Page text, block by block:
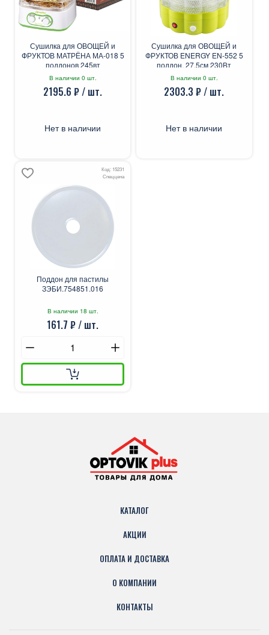
Сушилка для ОВОЩЕЙ и
ФРУКТОВ МАТРЁНА МА-018 5
поддонов 245вт
В наличии 0 шт.
2195.6 ₽ / шт.
Нет в наличии
Сушилка для ОВОЩЕЙ и
ФРУКТОВ ENERGY EN-552 5
поддон. 27.5см 230Вт
В наличии 0 шт.
2303.3 ₽ / шт.
Нет в наличии
Код: 15231
Спеццена
Поддон для пастилы
ЗЭБИ.754851.016
В наличии 18 шт.
161.7 ₽ / шт.
КАТАЛОГ
АКЦИИ
ОПЛАТА И ДОСТАВКА
О КОМПАНИИ
КОНТАКТЫ